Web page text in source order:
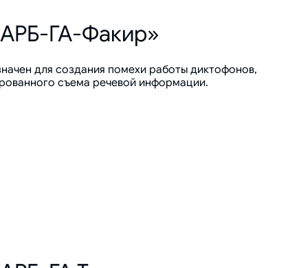
ГА-Факир»
для создания помехи работы диктофонов,
съема речевой информации.